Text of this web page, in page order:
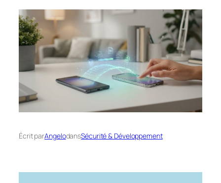
Écrit parAngelodansSécurité & Développement